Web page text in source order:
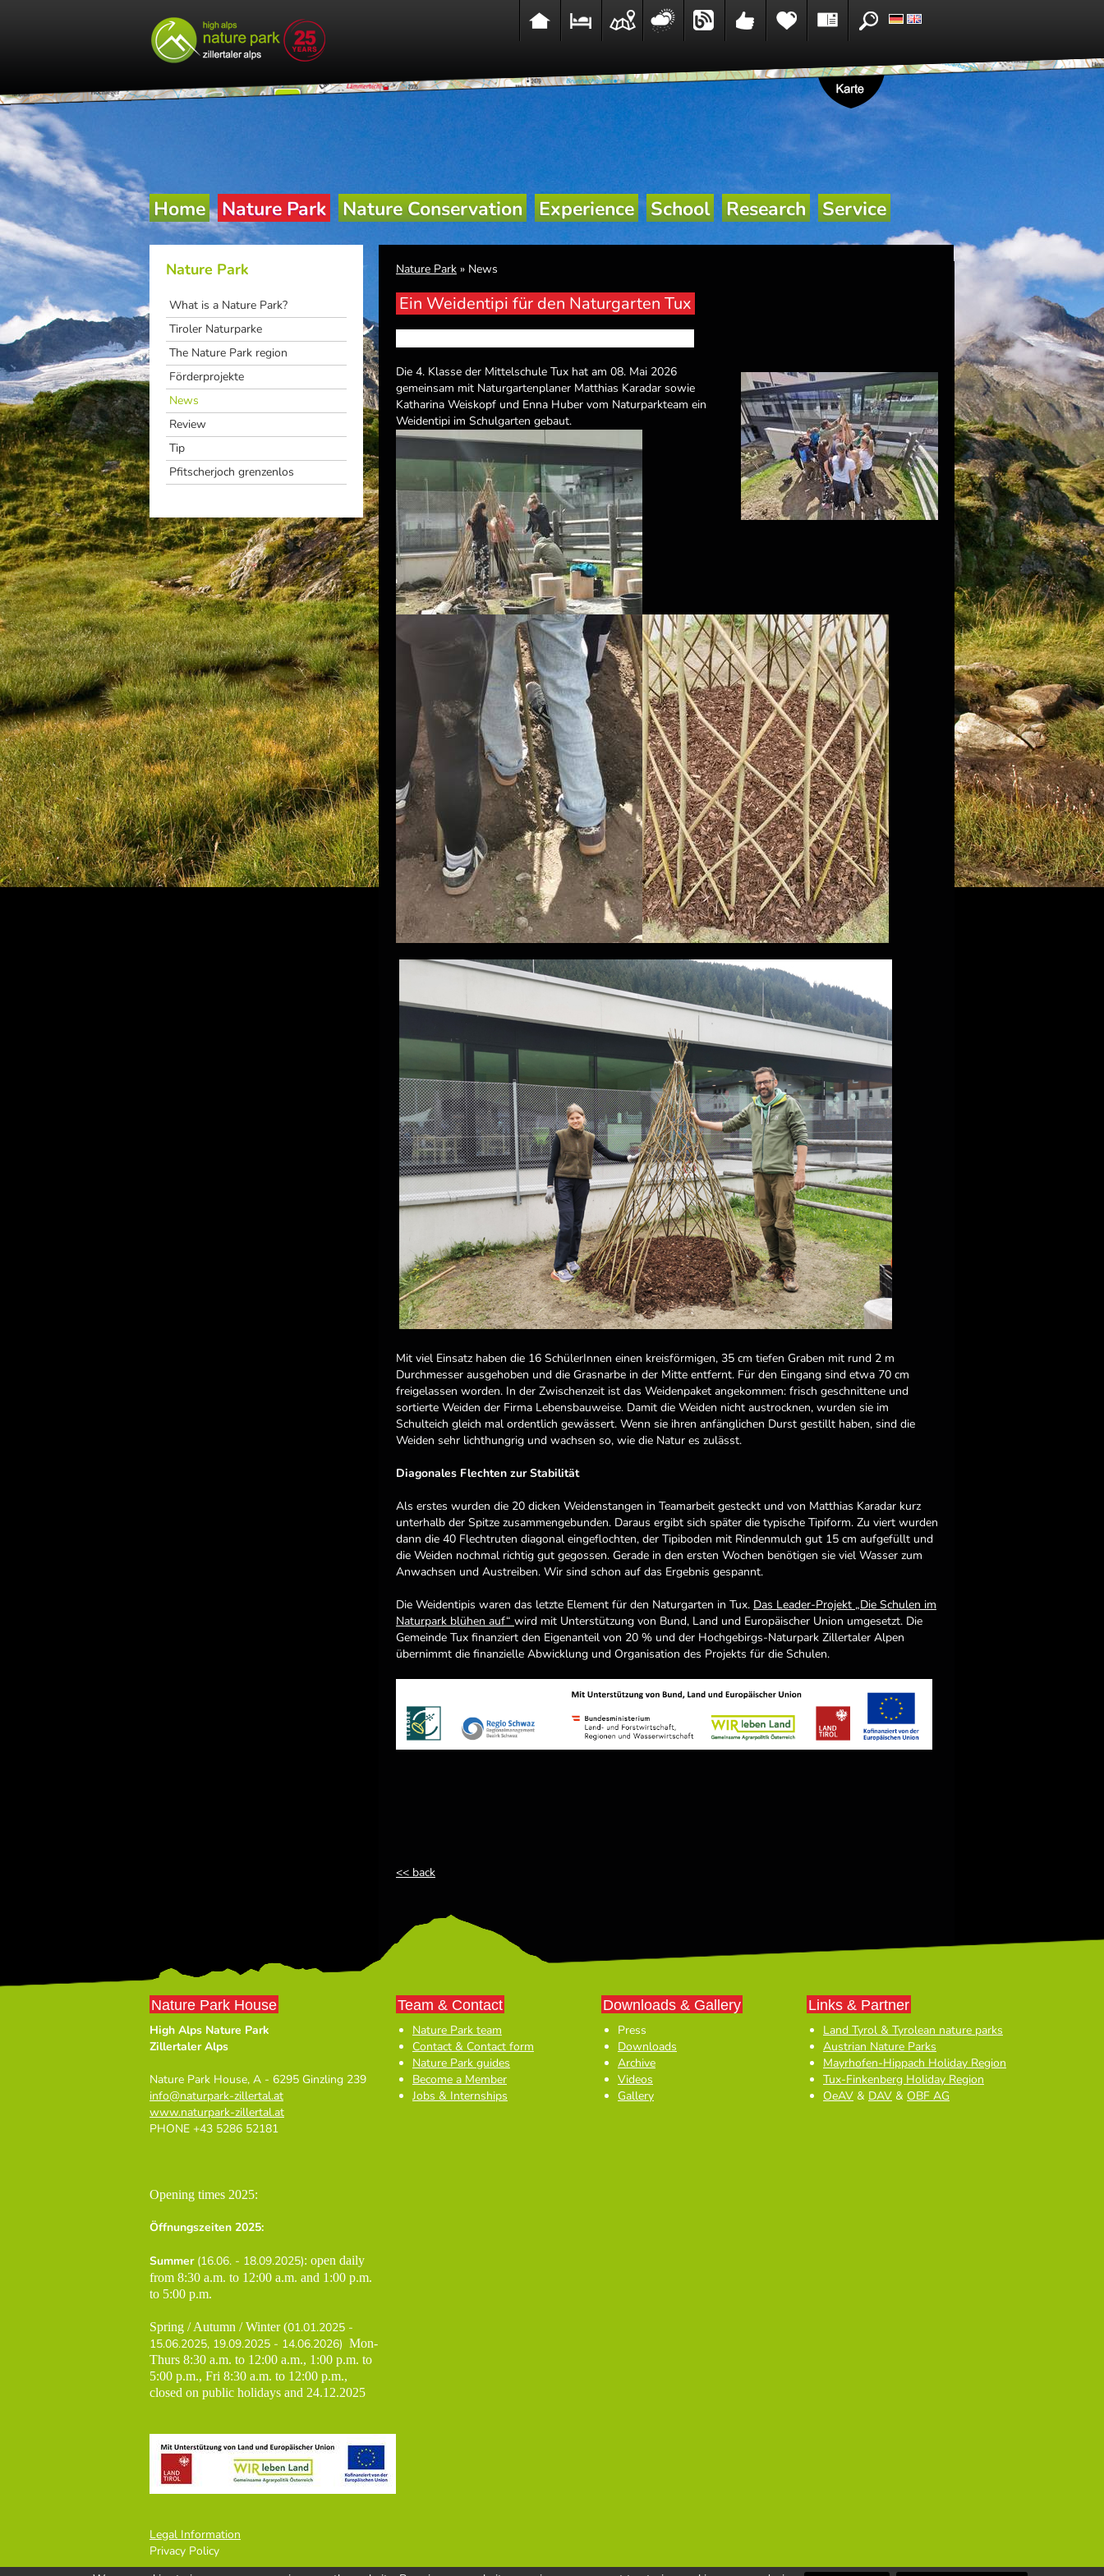
: fgets() expects parameter 1 to be resource, boolean given in /var/www/web16/htdocs/www2/typo3conf/ext/seo_wetter/pi1/class.tx_seowetter_pi1.php on line 105
: fclose() expects parameter 1 to be resource, boolean given in
Home Nature Park Nature Conservation Experience School Research Service
Nature Park
What is a Nature Park?
Tiroler Naturparke
The Nature Park region
Förderprojekte
News
Review
Tip
Pfitscherjoch grenzenlos
Nature Park » News
Ein Weidentipi für den Naturgarten Tux
Die 4. Klasse der Mittelschule Tux hat am 08. Mai 2026
gemeinsam mit Naturgartenplaner Matthias Karadar sowie
Katharina Weiskopf und Enna Huber vom Naturparkteam ein
Weidentipi im Schulgarten gebaut.
Mit viel Einsatz haben die 16 SchülerInnen einen kreisförmigen, 35 cm tiefen Graben mit rund 2 m
Durchmesser ausgehoben und die Grasnarbe in der Mitte entfernt. Für den Eingang sind etwa 70 cm
freigelassen worden. In der Zwischenzeit ist das Weidenpaket angekommen: frisch geschnittene und
sortierte Weiden der Firma Lebensbauweise. Damit die Weiden nicht austrocknen, wurden sie im
Schulteich gleich mal ordentlich gewässert. Wenn sie ihren anfänglichen Durst gestillt haben, sind die
Weiden sehr lichthungrig und wachsen so, wie die Natur es zulässt.
Diagonales Flechten zur Stabilität
Als erstes wurden die 20 dicken Weidenstangen in Teamarbeit gesteckt und von Matthias Karadar kurz
unterhalb der Spitze zusammengebunden. Daraus ergibt sich später die typische Tipiform. Zu viert wurden
dann die 40 Flechtruten diagonal eingeflochten, der Tipiboden mit Rindenmulch gut 15 cm aufgefüllt und
die Weiden nochmal richtig gut gegossen. Gerade in den ersten Wochen benötigen sie viel Wasser zum
Anwachsen und Austreiben. Wir sind schon auf das Ergebnis gespannt.
Die Weidentipis waren das letzte Element für den Naturgarten in Tux. Das Leader-Projekt „Die Schulen im
Naturpark blühen auf“ wird mit Unterstützung von Bund, Land und Europäischer Union umgesetzt. Die
Gemeinde Tux finanziert den Eigenanteil von 20 % und der Hochgebirgs-Naturpark Zillertaler Alpen
übernimmt die finanzielle Abwicklung und Organisation des Projekts für die Schulen.
<< back
Nature Park House
High Alps Nature Park
Zillertaler Alps
Nature Park House, A - 6295 Ginzling 239
info@naturpark-zillertal.at
www.naturpark-zillertal.at
PHONE +43 5286 52181
Opening times 2025:
Öffnungszeiten 2025:
Summer (16.06. - 18.09.2025): open daily
from 8:30 a.m. to 12:00 a.m. and 1:00 p.m.
to 5:00 p.m.
Spring /Autumn / Winter(01.01.2025 -
15.06.2025, 19.09.2025 - 14.06.2026) Mon-
Thurs 8:30 a.m. to 12:00 a.m., 1:00 p.m. to
5:00 p.m., Fri 8:30 a.m. to 12:00 p.m.,
closed on public holidays and 24.12.2025
Legal Information
Privacy Policy
Team & Contact
Nature Park team
Contact & Contact form
Nature Park guides
Become a Member
Jobs & Internships
Downloads & Gallery
Press
Downloads
Archive
Videos
Gallery
Links & Partner
Land Tyrol & Tyrolean nature parks
Austrian Nature Parks
Mayrhofen-Hippach Holiday Region
Tux-Finkenberg Holiday Region
OeAV & DAV & OBF AG